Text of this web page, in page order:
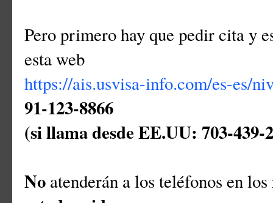
Pero primero hay que pedir cita y
esta web
https://ais.usvisa-info.com/es-es/
91-123-8866
(si llama desde EE.UU: 703-439-
No atenderán a los teléfonos en los